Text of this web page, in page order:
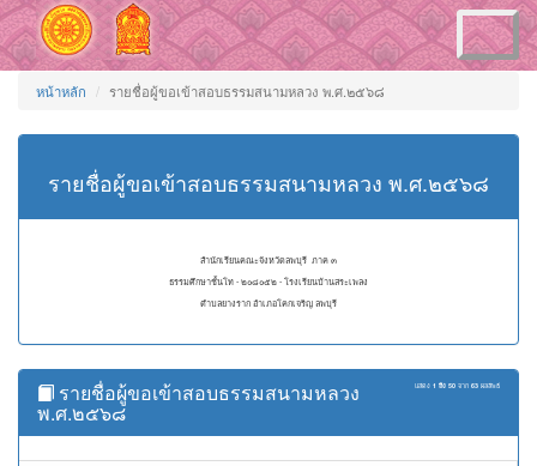
Toggle
navigation
หน้าหลัก รายชื่อผู้ขอเข้าสอบธรรมสนามหลวง พ.ศ.๒๕๖๘
รายชื่อผู้ขอเข้าสอบธรรมสนามหลวง พ.ศ.๒๕๖๘
สำนักเรียนคณะจังหวัดลพบุรี ภาค ๓
ธรรมศึกษาชั้นโท - ๒๐๘๐๕๒ - โรงเรียนบ้านสระเพลง
ตำบลยางราก อำเภอโคกเจริญ ลพบุรี
แสดง 1 ถึง 50 จาก 63 ผลลัพธ์
รายชื่อผู้ขอเข้าสอบธรรมสนามหลวง
พ.ศ.๒๕๖๘